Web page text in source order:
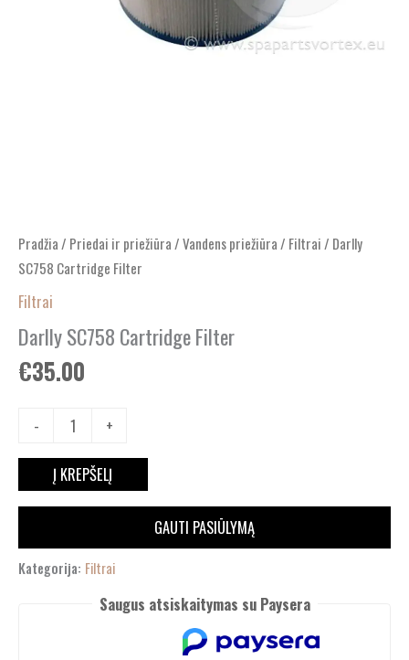
Pradžia / Priedai ir priežiūra /Vandens priežiūra / Filtrai / Darlly
SC758 Cartridge Filter
Filtrai
Darlly SC758 Cartridge Filter
€35.00
- +
Į KREPŠELĮ
GAUTI PASIŪLYMĄ
Kategorija: Filtrai
Saugus atsiskaitymas su Paysera